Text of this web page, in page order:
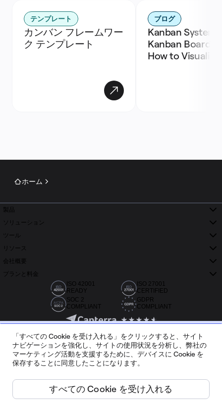
テンプレート
カンバン フレームワー
ク テンプレート
ブログ
Kanban Systems,
Kanban Boards,
How to Visualize
ホーム
製品
ソリューション
ツール
リソース
会社概要
プランと料金
ISO 42001
READY
ISO 27001
CERTIFIED
SOC 2
COMPLIANT
GDPR
COMPLIANT
Capterra、G2、Trustradius で 2 万件以上のレビュー
日本語
「すべての Cookie を受け入れる」をクリックすると、サイト
ナビゲーションを強化し、サイトの使用状況を分析し、弊社の
マーケティング活動を支援するために、デバイスに Cookie を
保存することに同意したことになります。
すべての Cookie を受け入れる